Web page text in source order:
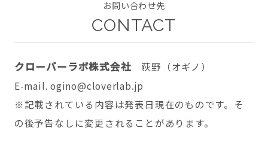
お問い合わせ先
CONTACT
クローバーラボ株式会社 荻野（オギノ）
E-mail. ogino@cloverlab.jp
※記載されている内容は発表日現在のものです。そ
の後予告なしに変更されることがあります。